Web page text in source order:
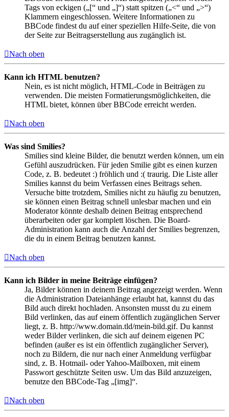
Tags von eckigen („[“ und „]“) statt spitzen („<“ und „>“)
Klammern eingeschlossen. Weitere Informationen zu
BBCode findest du auf einer speziellen Hilfe-Seite, die von
der Seite zur Beitragserstellung aus zugänglich ist.
Nach oben
Kann ich HTML benutzen?
Nein, es ist nicht möglich, HTML-Code in Beiträgen zu
verwenden. Die meisten Formatierungsmöglichkeiten, die
HTML bietet, können über BBCode erreicht werden.
Nach oben
Was sind Smilies?
Smilies sind kleine Bilder, die benutzt werden können, um ein
Gefühl auszudrücken. Für jeden Smilie gibt es einen kurzen
Code, z. B. bedeutet :) fröhlich und :( traurig. Die Liste aller
Smilies kannst du beim Verfassen eines Beitrags sehen.
Versuche bitte trotzdem, Smilies nicht zu häufig zu benutzen,
sie können einen Beitrag schnell unlesbar machen und ein
Moderator könnte deshalb deinen Beitrag entsprechend
überarbeiten oder gar komplett löschen. Die Board-
Administration kann auch die Anzahl der Smilies begrenzen,
die du in einem Beitrag benutzen kannst.
Nach oben
Kann ich Bilder in meine Beiträge einfügen?
Ja, Bilder können in deinem Beitrag angezeigt werden. Wenn
die Administration Dateianhänge erlaubt hat, kannst du das
Bild auch direkt hochladen. Ansonsten musst du zu einem
Bild verlinken, das auf einem öffentlich zugänglichen Server
liegt, z. B. http://www.domain.tld/mein-bild.gif. Du kannst
weder Bilder verlinken, die sich auf deinem eigenen PC
befinden (außer es ist ein öffentlich zugänglicher Server),
noch zu Bildern, die nur nach einer Anmeldung verfügbar
sind, z. B. Hotmail- oder Yahoo-Mailboxen, mit einem
Passwort geschützte Seiten usw. Um das Bild anzuzeigen,
benutze den BBCode-Tag „[img]“.
Nach oben